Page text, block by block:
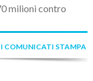
milioni contro
I COMUNICATI STAMPA